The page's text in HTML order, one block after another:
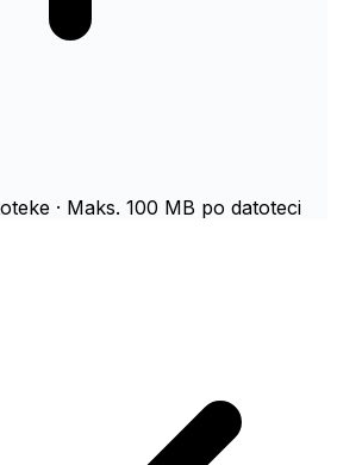
· Maks. 100 MB po datoteci